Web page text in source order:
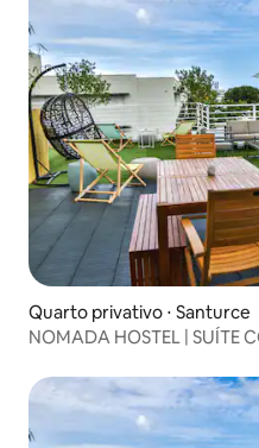
Quarto privativo ⋅ Santurce
NOMADA HOSTEL | SUÍTE